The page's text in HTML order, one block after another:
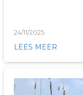
24/11/2025
LEES MEER